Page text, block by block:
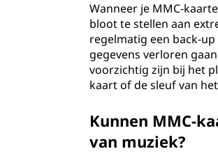
Wanneer je MMC-
bloot te stellen aan
regelmatig een back-
gegevens verloren
voorzichtig zijn bij het
kaart of de sleuf van
Kunnen MMC-
van muziek?